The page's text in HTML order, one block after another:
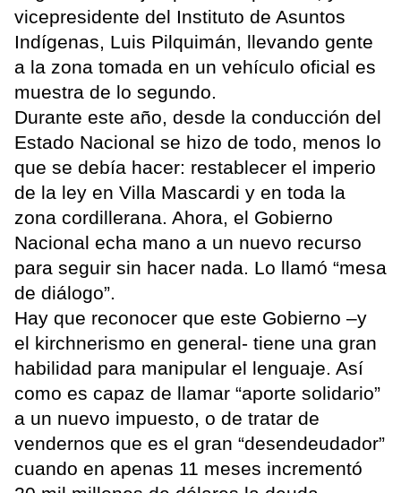
vicepresidente del Instituto de Asuntos
Indígenas, Luis Pilquimán, llevando gente
a la zona tomada en un vehículo oficial es
muestra de lo segundo.
Durante este año, desde la conducción del
Estado Nacional se hizo de todo, menos lo
que se debía hacer: restablecer el imperio
de la ley en Villa Mascardi y en toda la
zona cordillerana. Ahora, el Gobierno
Nacional echa mano a un nuevo recurso
para seguir sin hacer nada. Lo llamó “mesa
de diálogo”.
Hay que reconocer que este Gobierno –y
el kirchnerismo en general- tiene una gran
habilidad para manipular el lenguaje. Así
como es capaz de llamar “aporte solidario”
a un nuevo impuesto, o de tratar de
vendernos que es el gran “desendeudador”
cuando en apenas 11 meses incrementó